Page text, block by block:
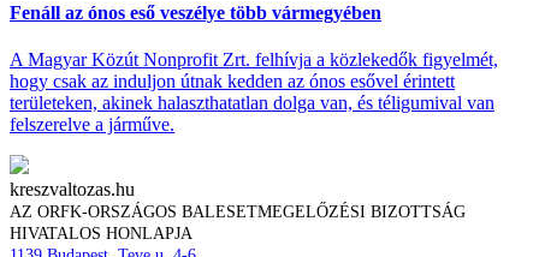
Fenáll az ónos eső veszélye több vármegyében
A Magyar Közút Nonprofit Zrt. felhívja a közlekedők figyelmét,
hogy csak az induljon útnak kedden az ónos esővel érintett
területeken, akinek halaszthatatlan dolga van, és téligumival van
felszerelve a járműve.
kreszvaltozas.hu
AZ ORFK-ORSZÁGOS BALESETMEGELŐZÉSI BIZOTTSÁG
HIVATALOS HONLAPJA